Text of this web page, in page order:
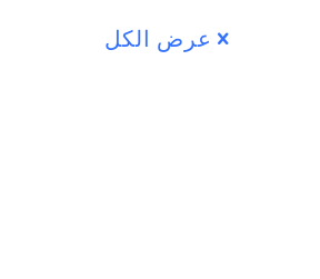
عرض الكل